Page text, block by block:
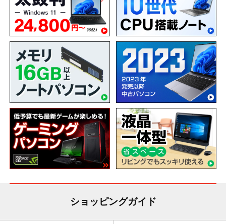
ショッピングガイド